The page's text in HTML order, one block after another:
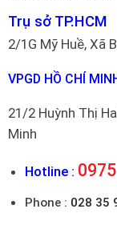
Trụ sở TP.HCM
2/1G Mỹ Huề, Xã
VPGD HỒ CHÍ
21/2 Huỳnh Thị
Minh
Hotline :
Phone : 028 35